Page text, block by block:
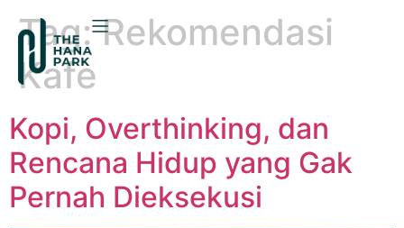
Tag:Rekomendasi
Kafe
Kopi, Overthinking, dan
Rencana Hidup yang Gak
Pernah Dieksekusi